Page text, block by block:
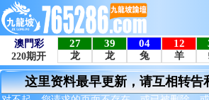
这里资料最早更新，请互相转告